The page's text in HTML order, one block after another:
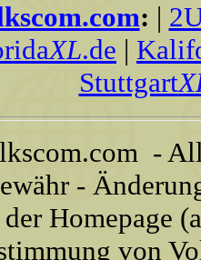
: |
XL.de |
Stuttgart
-
-
Homepage
von